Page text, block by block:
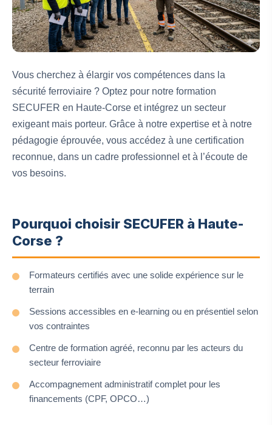
Vous cherchez à élargir vos compétences dans la
sécurité ferroviaire ? Optez pour notre formation
SECUFER en Haute-Corse et intégrez un secteur
exigeant mais porteur. Grâce à notre expertise et à notre
pédagogie éprouvée, vous accédez à une certification
reconnue, dans un cadre professionnel et à l’écoute de
vos besoins.
Pourquoi choisir SECUFER à Haute-
Corse ?
Formateurs certifiés avec une solide expérience sur le
terrain
Sessions accessibles en e-learning ou en présentiel selon
vos contraintes
Centre de formation agréé, reconnu par les acteurs du
secteur ferroviaire
Accompagnement administratif complet pour les
financements (CPF, OPCO…)